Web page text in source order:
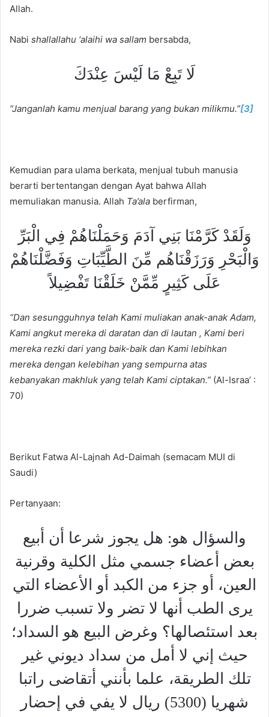
Allah.
Nabi shallallahu ‘alaihi wa sallam bersabda,
لَا تَبِعْ مَا لَيْسَ عِنْدَكَ
“Janganlah kamu menjual barang yang bukan milikmu.”[3]
Kemudian para ulama berkata, menjual tubuh manusia
berarti bertentangan dengan Ayat bahwa Allah
memuliakan manusia. Allah Ta’ala berfirman,
وَلَقَدْ كَرَّمْنَا بَنِي آدَمَ وَحَمَلْنَاهُمْ فِي الْبَرِّ
وَالْبَحْرِ وَرَزَقْنَاهُم مِّنَ الطَّيِّبَاتِ وَفَضَّلْنَاهُمْ
عَلَى كَثِيرٍ مِّمَّنْ خَلَقْنَا تَفْضِيلاً
“Dan sesungguhnya telah Kami muliakan anak-anak Adam,
Kami angkut mereka di daratan dan di lautan , Kami beri
mereka rezki dari yang baik-baik dan Kami lebihkan
mereka dengan kelebihan yang sempurna atas
kebanyakan makhluk yang telah Kami ciptakan.” (Al-Israa’ :
70)
Berikut Fatwa Al-Lajnah Ad-Daimah (semacam MUI di
Saudi)
Pertanyaan:
والسؤال هو: هل يجوز شرعا أن أبيع
بعض أعضاء جسمي مثل الكلية وقرنية
العين، أو جزء من الكبد أو الأعضاء التي
يرى الطب أنها لا تضر ولا تسبب ضررا
بعد استئصالها؟ وغرض البيع هو السداد؛
حيث إني لا أمل من سداد ديوني غير
تلك الطريقة، علما بأنني أتقاضى راتبا
شهريا (5300) ريال لا يفي في إحضار